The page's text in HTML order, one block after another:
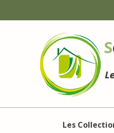
S
Les